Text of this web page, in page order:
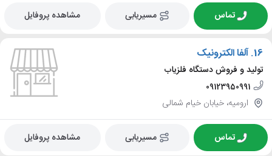
تماس مسیریابی مشاهده پروفایل
16. آلفا الکترونیک
تولید و فروش دستگاه فلزیاب
09123950991
ارومیه، خیابان خیام شمالی
تماس مسیریابی مشاهده پروفایل